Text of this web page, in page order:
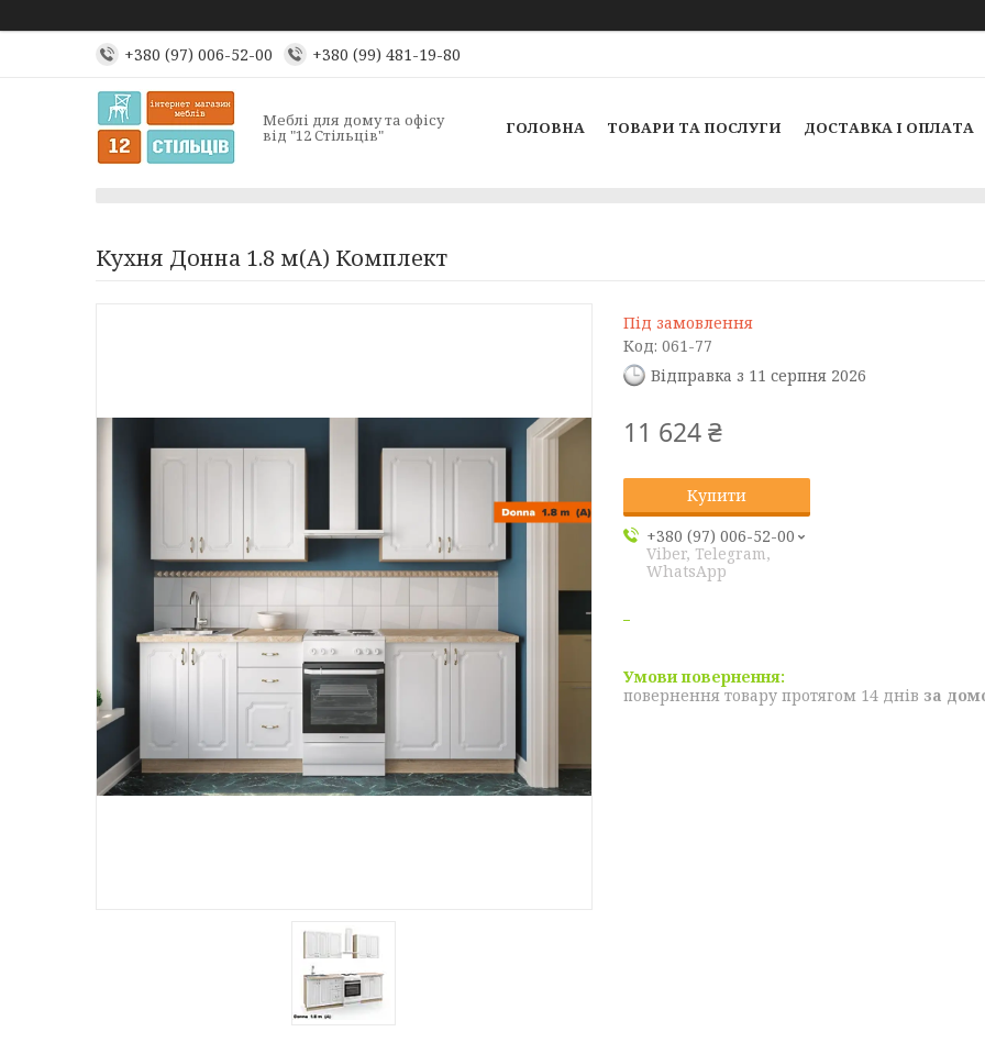
+380 (97) 006-52-00 +380 (99) 481-19-80
Меблі для дому та офісу
від "12 Стільців" ГОЛОВНА ТОВАРИ ТА ПОСЛУГИ ДОСТАВКА І ОПЛАТА
Кухня Донна 1.8 м(А) Комплект
Під замовлення
Код: 061-77
Відправка з 11 серпня 2026
11 624 ₴
Купити
+380 (97) 006-52-00
Viber, Telegram,
WhatsApp
повернення товару протягом 14 днів за